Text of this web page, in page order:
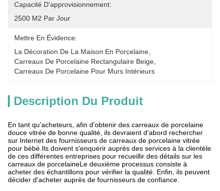
Capacité D'approvisionnement:
2500 M2 Par Jour
Mettre En Évidence:
La Décoration De La Maison En Porcelaine
Carreaux De Porcelaine Rectangulaire Beige
Carreaux De Porcelaine Pour Murs Intérieurs
Description Du Produit
En tant qu'acheteurs, afin d'obtenir des carreaux de porcelaine
douce vitrée de bonne qualité, ils devraient d'abord rechercher
sur Internet des fournisseurs de carreaux de porcelaine vitrée
pour bébé.Ils doivent s'enquérir auprès des services à la clientèle
de ces différentes entreprises pour recueillir des détails sur les
carreaux de porcelaineLe deuxième processus consiste à
acheter des échantillons pour vérifier la qualité. Enfin, ils peuvent
décider d'acheter auprès de fournisseurs de confiance.